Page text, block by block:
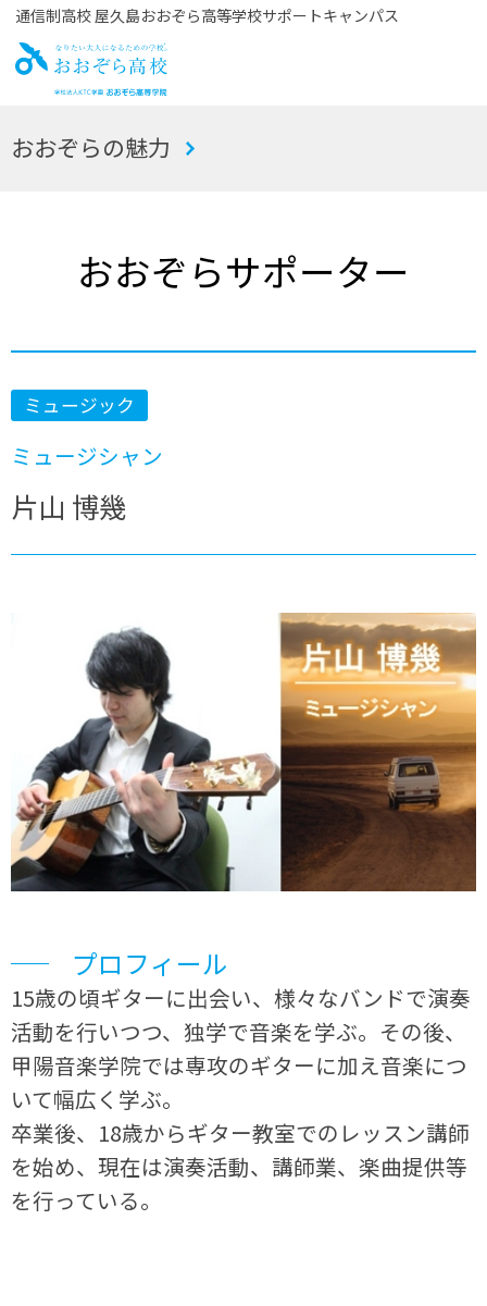
通信制高校 屋久島おおぞら高等学校サポートキャンパス
お
おおぞらの魅力
おおぞらサポーター
ミュージック
ミュージシャン
片山 博幾
プロフィール
15歳の頃ギターに出会い、様々なバンドで演奏
活動を行いつつ、独学で音楽を学ぶ。その後、
甲陽音楽学院では専攻のギターに加え音楽につ
いて幅広く学ぶ。
卒業後、18歳からギター教室でのレッスン講師
を始め、現在は演奏活動、講師業、楽曲提供等
を行っている。